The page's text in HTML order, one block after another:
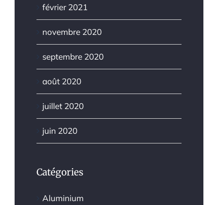
février 2021
novembre 2020
septembre 2020
août 2020
juillet 2020
juin 2020
Catégories
Aluminium